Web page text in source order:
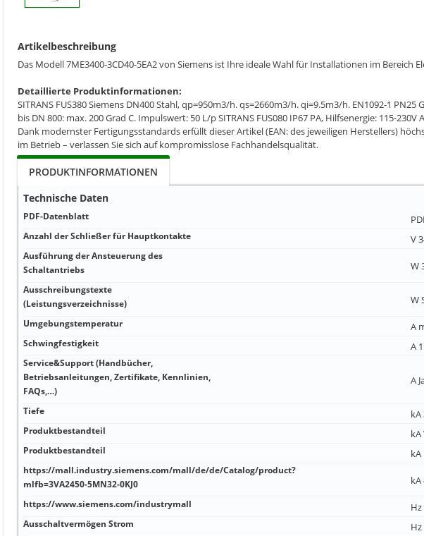
Artikelbeschreibung
Das Modell 7ME3400-3CD40-5EA2 von Siemens ist Ihre ideale Wahl für Installationen im
Detaillierte Produktinformationen:
SITRANS FUS380 Siemens DN400 Stahl, qp=950m3/h. qs=2660m3/h. qi=9.5m3/h. EN1092-1
bis DN 800: max. 200 Grad C. Impulswert: 50 L/p SITRANS FUS080 IP67 PA, Hilfsenergie: 115-
Dank modernster Fertigungsstandards erfüllt dieser Artikel (EAN: des jeweiligen Herstellers)
im Betrieb – verlassen Sie sich auf kompromisslose Fachhandelsqualität.
PRODUKTINFORMATIONEN
Technische Daten
PDF-Datenblatt
Anzahl der Schließer für Hauptkontakte V
Ausführung der Ansteuerung des
Schaltantriebs
W
Ausschreibungstexte
(Leistungsverzeichnisse)
W
Umgebungstemperatur A
Schwingfestigkeit A
Service&Support (Handbücher,
Betriebsanleitungen, Zertifikate, Kennlinien,
FAQs,…)
A
Tiefe kA
Produktbestandteil kA
Produktbestandteil kA
https://mall.industry.siemens.com/mall/de/de/Catalog/product?
mlfb=3VA2450-5MN32-0KJ0
https://www.siemens.com/industrymall
Ausschaltvermögen Strom